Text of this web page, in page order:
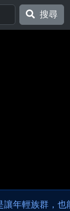
搜尋
年輕族群，